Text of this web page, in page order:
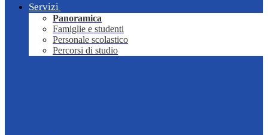
Servizi
Panoramica
Famiglie e studenti
Personale scolastico
Percorsi di studio